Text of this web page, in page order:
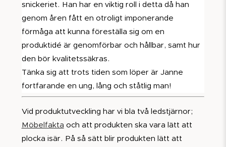
snickeriet. Han har en viktig roll i detta då han
genom åren fått en otroligt imponerande
förmåga att kunna föreställa sig om en
produktidé är genomförbar och hållbar, samt hur
den bör kvalitetssäkras.
Tänka sig att trots tiden som löper är Janne
fortfarande en ung, lång och ståtlig man!
Vid produktutveckling har vi bla två ledstjärnor;
Möbelfakta och att produkten ska vara lätt att
plocka isär. På så sätt blir produkten lätt att